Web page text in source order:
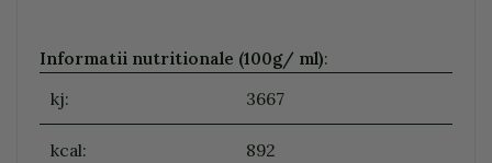
Informatii nutritionale (100g/ ml):
kj:
3667
kcal: 892